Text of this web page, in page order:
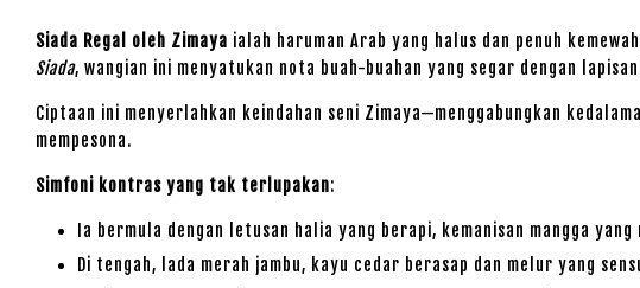
Siada Regal oleh Zimaya ialah haruman Arab yang halus dan penuh
Siada, wangian ini menyatukan nota buah-buahan yang segar dengan
Ciptaan ini menyerlahkan keindahan seni Zimaya—menggabungkan
mempesona.
Simfoni kontras yang tak terlupakan:
Ia bermula dengan letusan halia yang berapi, kemanisan mangga
Di tengah, lada merah jambu, kayu cedar berasap dan melur yang